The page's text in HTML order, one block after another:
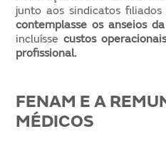
junto aos sindicatos filiados
contemplasse os anseios
incluíssecustos
profissional.
FENAM E A
MÉDICOS